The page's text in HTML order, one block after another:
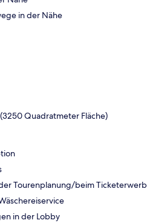
in der Nähe
Quadratmeter Fläche)
Tourenplanung/beim Ticketerwerb
in der Lobby